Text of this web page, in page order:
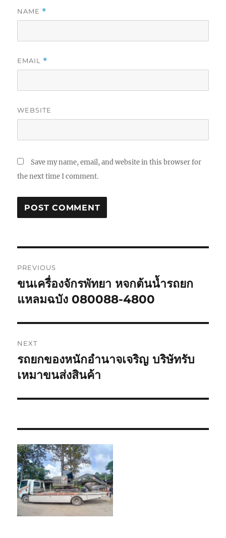
NAME *
EMAIL *
WEBSITE
Save my name, email, and website in this browser for
the next time I comment.
navigation
PREVIOUS
Previous
post:
ขนเครื่องจักรพัทยา หจกต้นน้ำรถยก
แหลมฉบัง 080088-4800
NEXT
Next
post:
รถยกของหนักอำนาจเจริญ บริษัทรับ
เหมาขนส่งสินค้า